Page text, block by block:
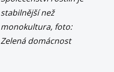
stabilnější než
monokultura, foto:
Zelená domácnost